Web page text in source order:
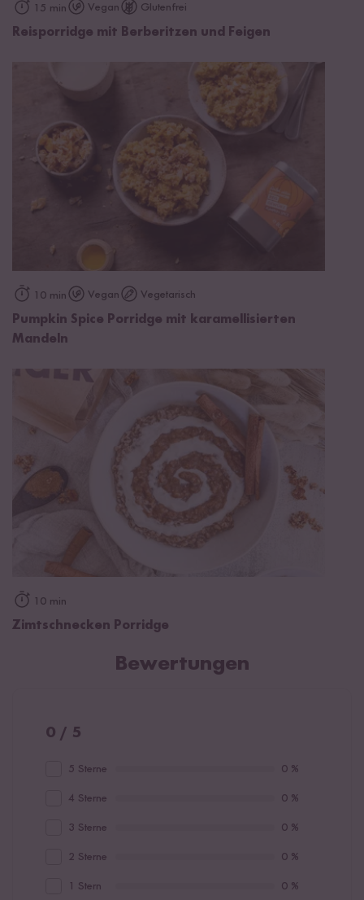
15 min Vegan Glutenfrei
Reisporridge mit Berberitzen und Feigen
10 min Vegan Vegetarisch
Pumpkin Spice Porridge mit karamellisierten
Mandeln
10 min
Zimtschnecken Porridge
Bewertungen
0 / 5
5 Sterne 0 %
4 Sterne 0 %
3 Sterne 0 %
2 Sterne 0 %
1 Stern 0 %